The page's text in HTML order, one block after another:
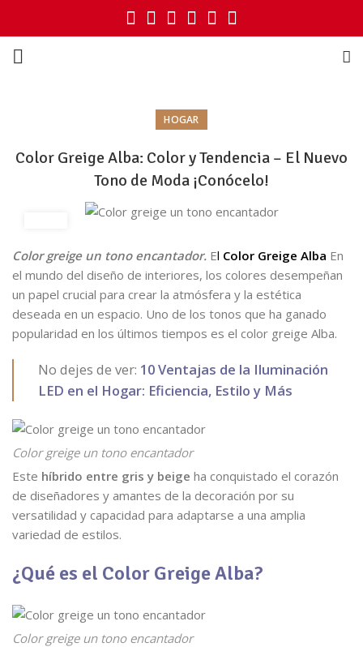
HOGAR
Color Greige Alba: Color y Tendencia – El Nuevo
Tono de Moda ¡Conócelo!
Color greige un tono encantador. El Color Greige Alba En
el mundo del diseño de interiores, los colores desempeñan
un papel crucial para crear la atmósfera y la estética
deseada en un espacio. Uno de los tonos que ha ganado
popularidad en los últimos tiempos es el color greige Alba.
No dejes de ver: 10 Ventajas de la Iluminación
LED en el Hogar: Eficiencia, Estilo y Más
Color greige un tono encantador
Este híbrido entre gris y beige ha conquistado el corazón
de diseñadores y amantes de la decoración por su
versatilidad y capacidad para adaptarse a una amplia
variedad de estilos.
¿Qué es el Color Greige Alba?
Color greige un tono encantador